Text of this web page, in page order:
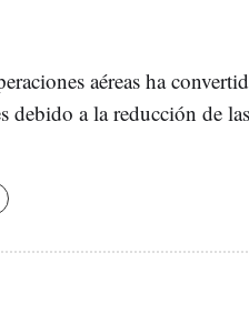
aéreas ha
debido a la reducción de